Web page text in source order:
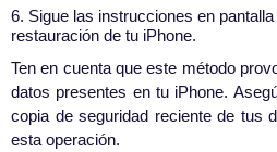
6. Sigue las instrucciones en
restauración de tu iPhone.
Ten en cuenta que este método
datos presentes en tu iPhone.
copia de seguridad reciente de tus
esta operación.